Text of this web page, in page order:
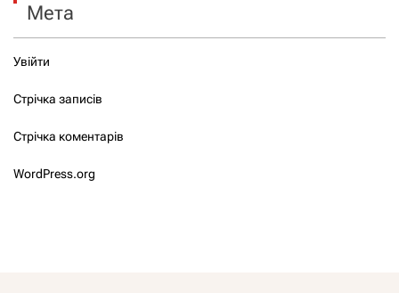
Мета
Увійти
Стрічка записів
Стрічка коментарів
WordPress.org